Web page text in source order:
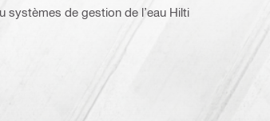
systèmes de gestion de l’eau Hilti